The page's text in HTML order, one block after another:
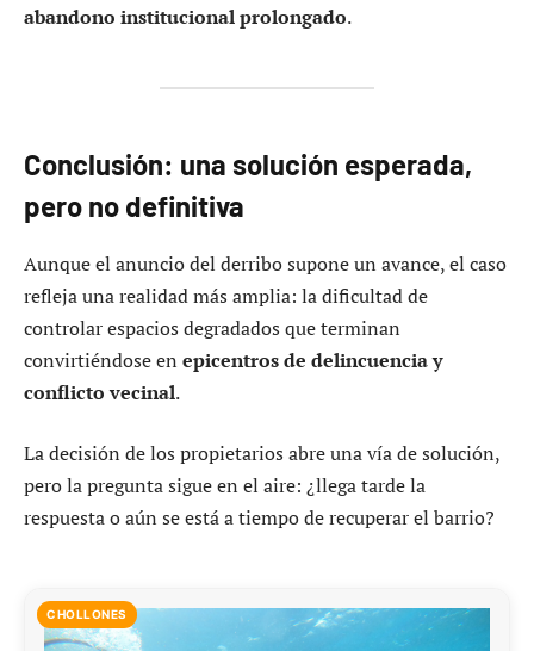
abandono institucional prolongado.
Conclusión: una solución esperada,
pero no definitiva
Aunque el anuncio del derribo supone un avance, el caso
refleja una realidad más amplia: la dificultad de
controlar espacios degradados que terminan
convirtiéndose en epicentros de delincuencia y
conflicto vecinal.
La decisión de los propietarios abre una vía de solución,
pero la pregunta sigue en el aire: ¿llega tarde la
respuesta o aún se está a tiempo de recuperar el barrio?
CHOLLONES